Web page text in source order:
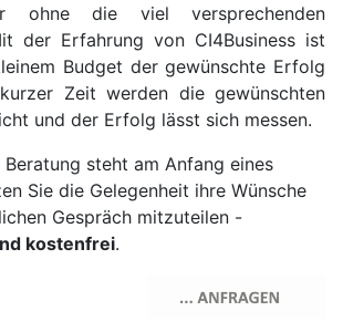
ohne die viel versprechenden
der Erfahrung von CI4Business ist
Budget der gewünschte Erfolg
Zeit werden die gewünschten
und der Erfolg lässt sich messen.
steht am Anfang eines
Sie die Gelegenheit ihre Wünsche
Gespräch mitzuteilen -
kostenfrei.